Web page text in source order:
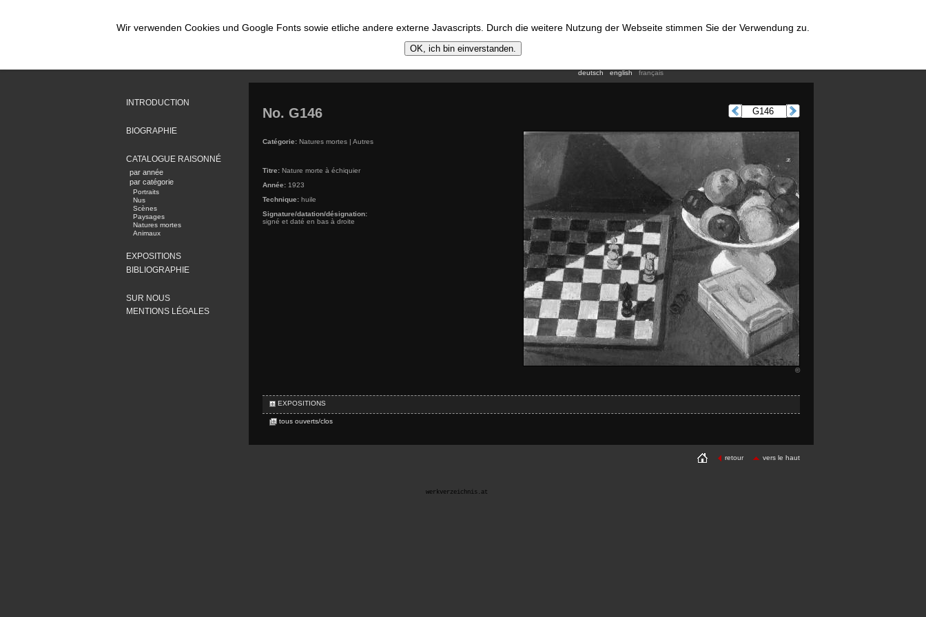
Wir verwenden Cookies und Google Fonts sowie etliche andere externe Javascripts. Durch die weitere Nutzung der Webseite stimmen Sie der Verwendung zu.
OK, ich bin einverstanden.
deutsch english français
INTRODUCTION
BIOGRAPHIE
CATALOGUE RAISONNÉ
par année
par catégorie
Portraits
Nus
Scènes
Paysages
Natures mortes
Animaux
EXPOSITIONS
BIBLIOGRAPHIE
SUR NOUS
MENTIONS LÉGALES
No. G146
Catégorie: Natures mortes | Autres
Titre: Nature morte à échiquier
Année: 1923
Technique: huile
Signature/datation/désignation:
signé et daté en bas à droite
©
EXPOSITIONS
tous ouverts/clos
retour vers le haut
werkverzeichnis.at